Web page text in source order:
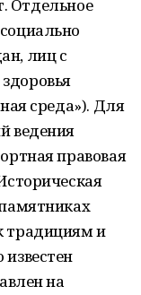
Отдельное
лиц с
среда»). Для
ведения
правовая
традициям и
на